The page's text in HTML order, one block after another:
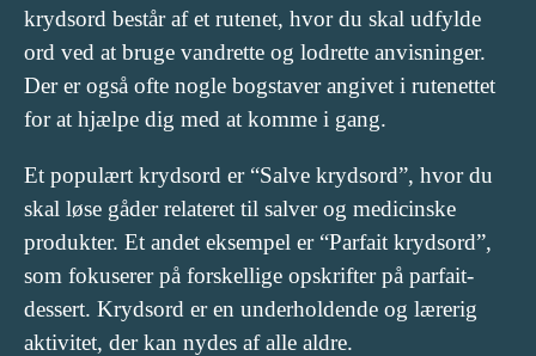
krydsord består af et rutenet, hvor du skal udfylde
ord ved at bruge vandrette og lodrette anvisninger.
Der er også ofte nogle bogstaver angivet i rutenettet
for at hjælpe dig med at komme i gang.
Et populært krydsord er “Salve krydsord”, hvor du
skal løse gåder relateret til salver og medicinske
produkter. Et andet eksempel er “Parfait krydsord”,
som fokuserer på forskellige opskrifter på parfait-
dessert. Krydsord er en underholdende og lærerig
aktivitet, der kan nydes af alle aldre.